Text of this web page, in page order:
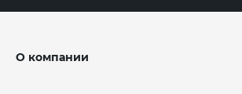
О компании